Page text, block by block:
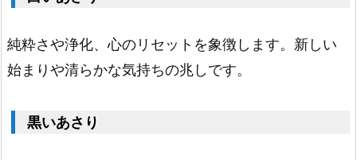
り
2.
黒
あ
純粋さや浄化、心のリセットを象徴します。新しい
始まりや清らかな気持ちの兆しです。
黒いあさり